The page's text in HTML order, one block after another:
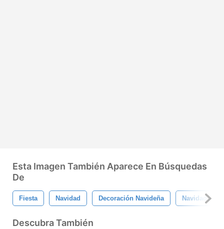
Esta Imagen También Aparece En Búsquedas
De
Fiesta Navidad Decoración Navideña Navidad
Descubra También